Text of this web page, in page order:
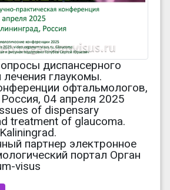
диспансерного
глаукомы.
офтальмологов,
04 апреля 2025
of dispensary
treatment of glaucoma.
партнер электронное
портал Орган
visus